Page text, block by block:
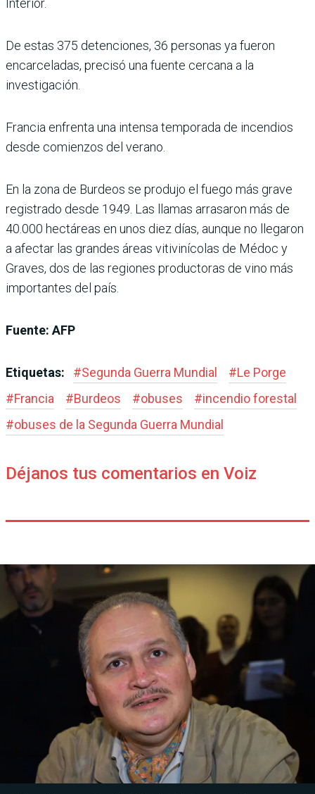
Interior.
De estas 375 detenciones, 36 personas ya fueron
encarceladas, precisó una fuente cercana a la
investigación.
Francia enfrenta una intensa temporada de incendios
desde comienzos del verano.
En la zona de Burdeos se produjo el fuego más grave
registrado desde 1949. Las llamas arrasaron más de
40.000 hectáreas en unos diez días, aunque no llegaron
a afectar las grandes áreas vitivinícolas de Médoc y
Graves, dos de las regiones productoras de vino más
importantes del país.
Fuente: AFP
Etiquetas: #Segunda Guerra Mundial #Le Porge
#Francia #Burdeos #obuses #incendio forestal
#obuses de la Segunda Guerra Mundial
Déjanos tus comentarios en Voiz